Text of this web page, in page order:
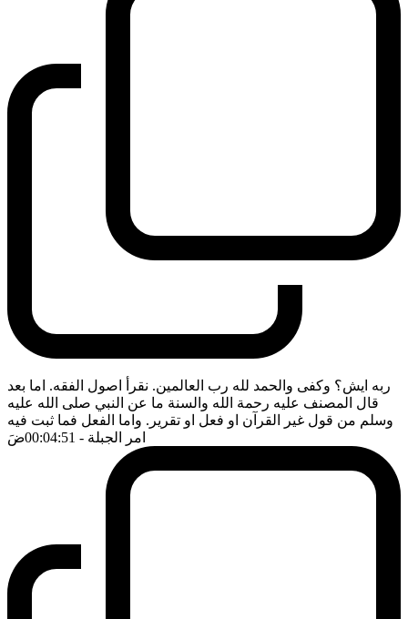
ربه ايش؟ وكفى والحمد لله رب العالمين. نقرأ اصول الفقه. اما بعد
قال المصنف عليه رحمة الله والسنة ما عن النبي صلى الله عليه
وسلم من قول غير القرآن او فعل او تقرير. واما الفعل فما ثبت فيه
امر الجبلة - 00:04:51 ضَ